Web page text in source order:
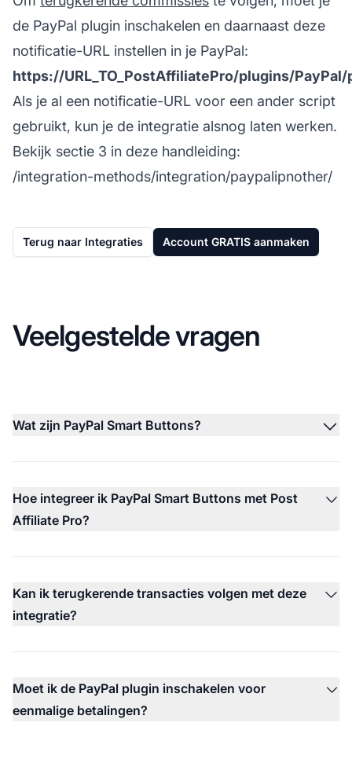
de PayPal plugin inschakelen en daarnaast deze
notificatie-URL instellen in je PayPal:
https://URL_TO_PostAffiliatePro/plugins/PayPal/
Als je al een notificatie-URL voor een ander script
gebruikt, kun je de integratie alsnog laten werken.
Bekijk sectie 3 in deze handleiding:
/integration-methods/integration/paypalipnother/
Terug naar Integraties Account GRATIS aanmaken
Veelgestelde vragen
Wat zijn PayPal Smart Buttons?
Hoe integreer ik PayPal Smart Buttons met Post
Affiliate Pro?
Kan ik terugkerende transacties volgen met deze
integratie?
Moet ik de PayPal plugin inschakelen voor
eenmalige betalingen?